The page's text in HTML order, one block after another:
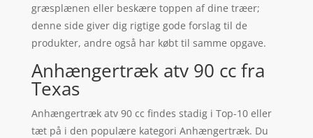
græsplænen eller beskære toppen af dine træer;
denne side giver dig rigtige gode forslag til de
produkter, andre også har købt til samme opgave.
Anhængertræk atv 90 cc fra
Texas
Anhængertræk atv 90 cc findes stadig i Top-10 eller
tæt på i den populære kategori Anhængertræk. Du